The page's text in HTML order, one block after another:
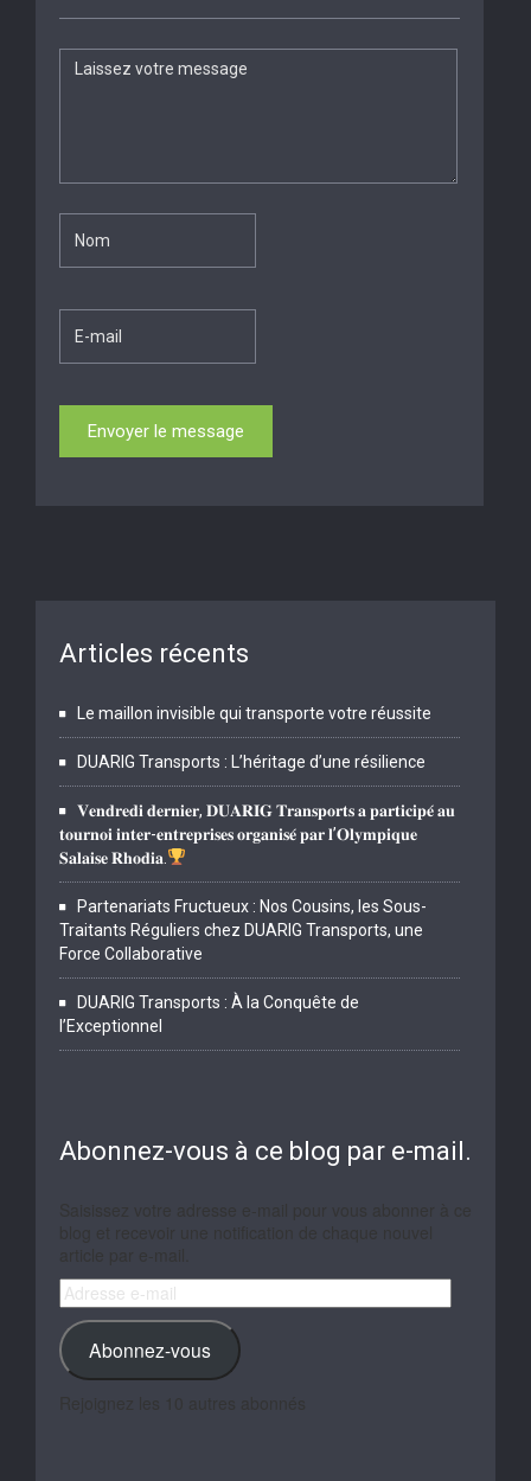
Articles récents
Le maillon invisible qui transporte votre réussite
DUARIG Transports : L’héritage d’une résilience
𝐕𝐞𝐧𝐝𝐫𝐞𝐝𝐢 𝐝𝐞𝐫𝐧𝐢𝐞𝐫, 𝐃𝐔𝐀𝐑𝐈𝐆 𝐓𝐫𝐚𝐧𝐬𝐩𝐨𝐫𝐭𝐬 𝐚 𝐩𝐚𝐫𝐭𝐢𝐜𝐢𝐩𝐞́ 𝐚𝐮
𝐭𝐨𝐮𝐫𝐧𝐨𝐢 𝐢𝐧𝐭𝐞𝐫-𝐞𝐧𝐭𝐫𝐞𝐩𝐫𝐢𝐬𝐞𝐬 𝐨𝐫𝐠𝐚𝐧𝐢𝐬𝐞́ 𝐩𝐚𝐫 𝐥’𝐎𝐥𝐲𝐦𝐩𝐢𝐪𝐮𝐞
𝐒𝐚𝐥𝐚𝐢𝐬𝐞 𝐑𝐡𝐨𝐝𝐢𝐚.
Partenariats Fructueux : Nos Cousins, les Sous-
Traitants Réguliers chez DUARIG Transports, une
Force Collaborative
DUARIG Transports : À la Conquête de
l’Exceptionnel
Abonnez-vous à ce blog par e-mail.
Adresse
e-
mail
Abonnez-vous